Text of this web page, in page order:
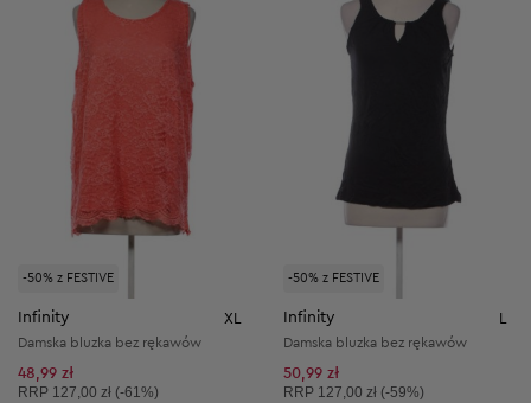
-50% z FESTIVE
Infinity XL
Damska bluzka bez rękawów
48,99 zł
Cena sugerowana:
RRP 127,00 zł (-61%)
-50% z FESTIVE
Infinity L
Damska bluzka bez rękawów
50,99 zł
Cena sugerowana:
RRP 127,00 zł (-59%)